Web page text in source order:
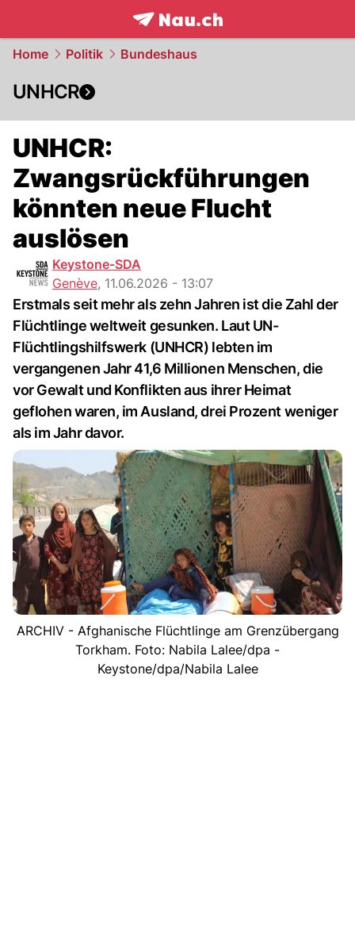
frontpage.NAU.ch
Home Politik Bundeshaus
UNHCR
UNHCR:
Zwangsrückführungen
könnten neue Flucht
auslösen
Keystone-SDA
Genève, 11.06.2026 - 13:07
Erstmals seit mehr als zehn Jahren ist die Zahl der
Flüchtlinge weltweit gesunken. Laut UN-
Flüchtlingshilfswerk (UNHCR) lebten im
vergangenen Jahr 41,6 Millionen Menschen, die
vor Gewalt und Konflikten aus ihrer Heimat
geflohen waren, im Ausland, drei Prozent weniger
als im Jahr davor.
ARCHIV - Afghanische Flüchtlinge am Grenzübergang
Torkham. Foto: Nabila Lalee/dpa -
Keystone/dpa/Nabila Lalee